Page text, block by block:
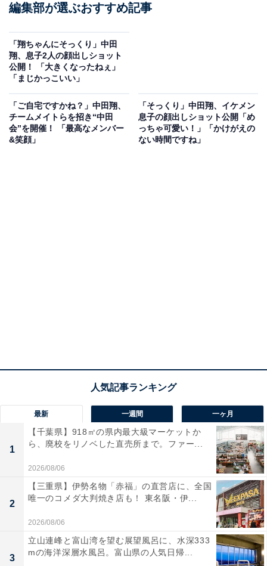
編集部が選ぶおすすめ記事
「翔ちゃんにそっくり」中田
翔、息子2人の顔出しショット
公開！ 「大きくなったねぇ」
「まじかっこいい」
「ご自宅ですかね？」中田翔、
チームメイトらを招き“中田
会”を開催！ 「最高なメンバー
&笑顔」
「そっくり」中田翔、イケメン
息子の顔出しショット公開「め
っちゃ可愛い！」「かけがえの
ない時間ですね」
最新 一週間 一ヶ月
1
【千葉県】918㎡の県内最大級マーケットか
ら、廃校をリノベした直売所まで。ファー...
2026/08/06
2
【三重県】伊勢名物「赤福」の直営店に、全国
唯一のコメダ大判焼き店も！ 東名阪・伊...
2026/08/06
3
立山連峰と富山湾を望む展望風呂に、水深333
mの海洋深層水風呂。富山県の人気日帰...